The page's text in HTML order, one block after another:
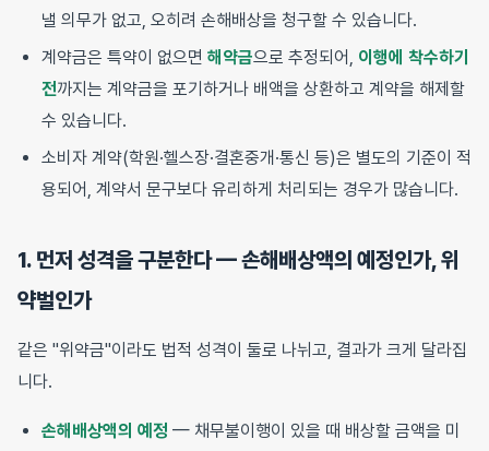
낼 의무가 없고, 오히려 손해배상을 청구할 수 있습니다.
계약금은 특약이 없으면 해약금으로 추정되어, 이행에 착수하기
전까지는 계약금을 포기하거나 배액을 상환하고 계약을 해제할
수 있습니다.
소비자 계약(학원·헬스장·결혼중개·통신 등)은 별도의 기준이 적
용되어, 계약서 문구보다 유리하게 처리되는 경우가 많습니다.
1. 먼저 성격을 구분한다 — 손해배상액의 예정인가, 위
약벌인가
같은 "위약금"이라도 법적 성격이 둘로 나뉘고, 결과가 크게 달라집
니다.
손해배상액의 예정 — 채무불이행이 있을 때 배상할 금액을 미